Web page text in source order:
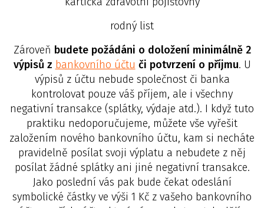
rodný list
Zároveň budete požádáni o doložení minimálně 2
výpisů z bankovního účtu či potvrzení o příjmu. U
výpisů z účtu nebude společnost či banka
kontrolovat pouze váš příjem, ale i všechny
negativní transakce (splátky, výdaje atd.). I když tuto
praktiku nedoporučujeme, můžete vše vyřešit
založením nového bankovního účtu, kam si necháte
pravidelně posílat svoji výplatu a nebudete z něj
posílat žádné splátky ani jiné negativní transakce.
Jako poslední vás pak bude čekat odeslání
symbolické částky ve výši 1 Kč z vašeho bankovního